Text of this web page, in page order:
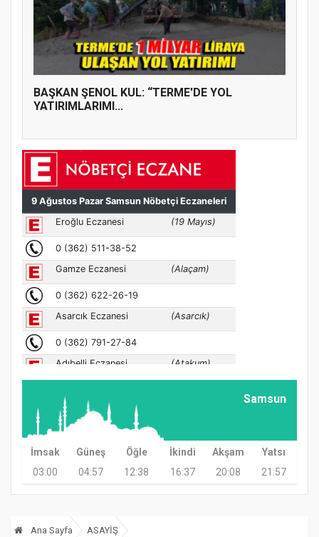
BAŞKAN ŞENOL KUL: “TERME'DE YOL
YATIRIMLARIMI...
Samsun
İmsak Güneş Öğle İkindi Akşam
Yatsı
03:00
04:57 12:38 16:37 20:08 21:57
Ana Sayfa ASAYİŞ